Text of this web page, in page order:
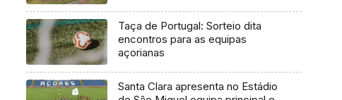
Taça de Portugal: Sorteio dita
encontros para as equipas
açorianas
Santa Clara apresenta no Estádio